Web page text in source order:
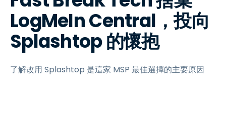
LogMeIn Central，投向
Splashtop 的懷抱
了解改用 Splashtop 是這家 MSP 最佳選擇的主要原因